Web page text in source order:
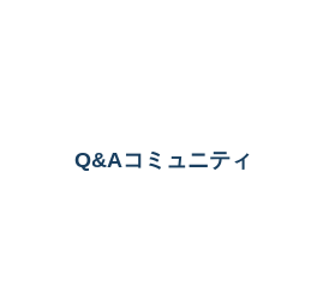
Q&Aコミュニティ